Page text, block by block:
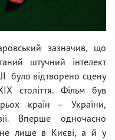
зазначив, що
штучний інтелект
було відтворено сцену
століття. Фільм був
країн – України,
Вперше одночасно
не лише в Києві, а й у